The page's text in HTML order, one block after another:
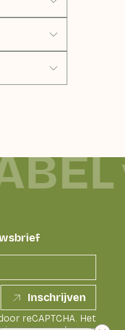
Inschrijven
reCAPTCHA. Het